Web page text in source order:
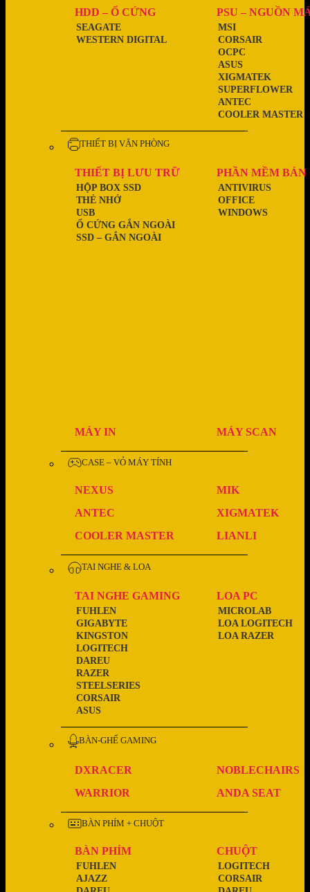
HDD – Ổ CỨNG
WESTERN DIGITAL
SEAGATE
PSU – NGUỒN
COOLER MASTER
ANTEC
SUPERFLOWER
XIGMATEK
ASUS
OCPC
CORSAIR
MSI
THIẾT BỊ VĂN PHÒNG
THIẾT BỊ LƯU TRỮ
SSD – GẮN NGOÀI
Ổ CỨNG GẮN NGOÀI
USB
THẺ NHỚ
HỘP BOX SSD
PHẦN MỀM BẢN
WINDOWS
OFFICE
ANTIVIRUS
MÁY IN MÁY SCAN
CASE – VỎ MÁY TÍNH
NEXUS
MIK
ANTEC
XIGMATEK
COOLER MASTER
LIANLI
TAI NGHE & LOA
TAI NGHE GAMING
ASUS
CORSAIR
STEELSERIES
RAZER
DAREU
LOGITECH
KINGSTON
GIGABYTE
FUHLEN
LOA PC
LOA RAZER
LOA LOGITECH
MICROLAB
BÀN-GHẾ GAMING
DXRACER
NOBLECHAIRS
WARRIOR
ANDA SEAT
BÀN PHÍM + CHUỘT
BÀN PHÍM
AJAZZ
FUHLEN
CHUỘT
CORSAIR
LOGITECH